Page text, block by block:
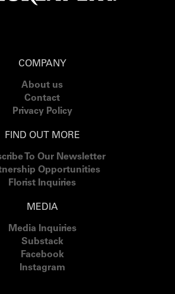
COMPANY
About us
Contact
Privacy Policy
FIND OUT MORE
To Our Newsletter
Opportunities
Florist Inquiries
MEDIA
Media Inquiries
Substack
Facebook
Instagram